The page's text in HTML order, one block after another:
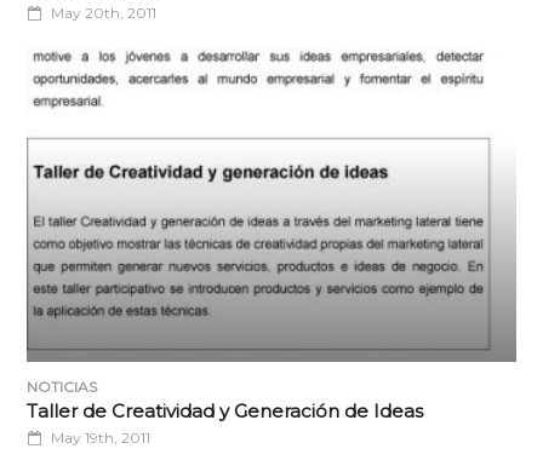
May 20th, 2011
NOTICIAS
Taller de Creatividad y Generación de Ideas
May 19th, 2011